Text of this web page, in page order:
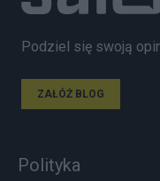
Podziel się swoją
ZAŁÓŻ BLOG
Polityka